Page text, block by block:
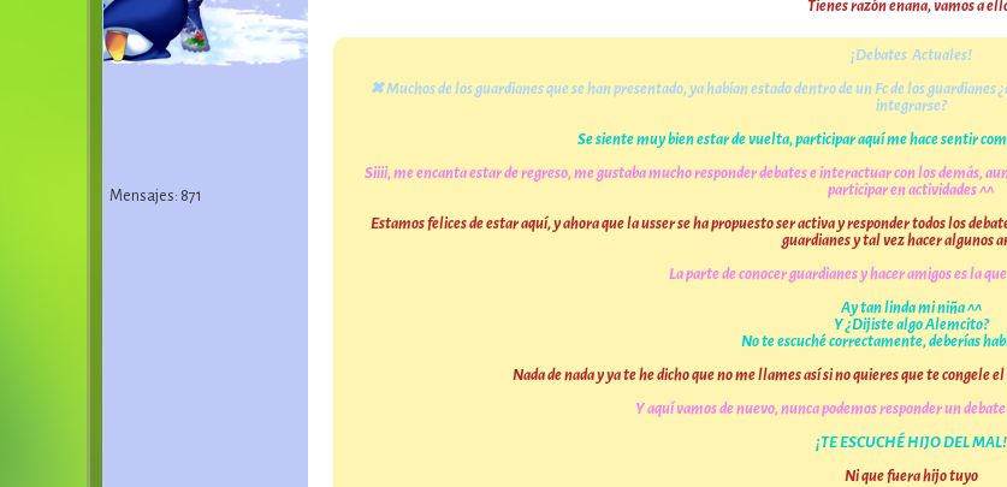
Mensajes: 871
Tienes razón enana, vamos a
¡Debates Actuales!
✖Muchos de los guardianes que se han presentado, ya habían estado dentro de un Fc de los
integrarse?
Se siente muy bien estar de vuelta, participar aquí me hace sentir
Siiii, me encanta estar de regreso, me gustaba mucho responder debates e interactuar con los demás,
participar en actividades ^^
Estamos felices de estar aquí, y ahora que la usser se ha propuesto ser activa y responder todos los
guardianes y tal vez hacer algunos
La parte de conocer guardianes y hacer amigos es la
Ay tan linda mi niña ^^
Y ¿Dijiste algo Alemcito?
No te escuché correctamente, deberías
Nada de nada y ya te he dicho que no me llames así si no quieres que te congele
Y aquí vamos de nuevo, nunca podemos responder un
¡TE ESCUCHÉ HIJO DEL MAL!
Ni que fuera hijo tuyo